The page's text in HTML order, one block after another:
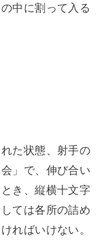
中に割って入る
た状態、射手の
」で、伸び合い
き、縦横十文字
ては各所の詰め
ればいけない。